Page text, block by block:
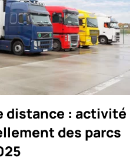
distance : activité
des parcs